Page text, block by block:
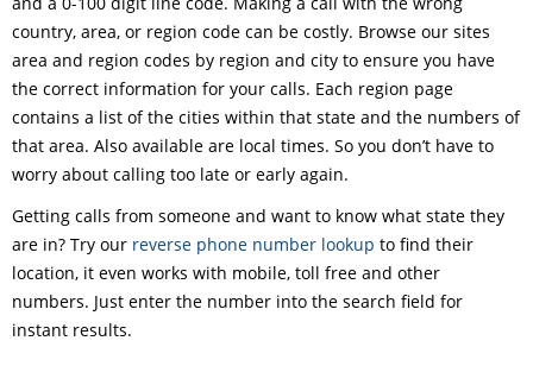
country, area, or region code can be costly. Browse our sites
area and region codes by region and city to ensure you have
the correct information for your calls. Each region page
contains a list of the cities within that state and the numbers of
that area. Also available are local times. So you don’t have to
worry about calling too late or early again.
Getting calls from someone and want to know what state they
are in? Try our reverse phone number lookup to find their
location, it even works with mobile, toll free and other
numbers. Just enter the number into the search field for
instant results.